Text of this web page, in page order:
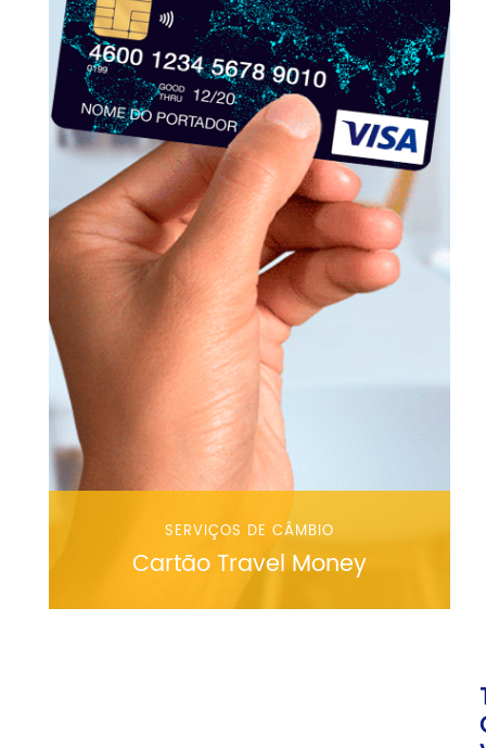
SERVIÇOS DE CÂMBIO
Cartão Travel Money